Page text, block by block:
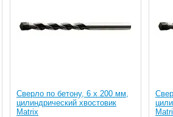
Сверло по бетону, 6 х 200 мм,
цилиндрический хвостовик
Matrix